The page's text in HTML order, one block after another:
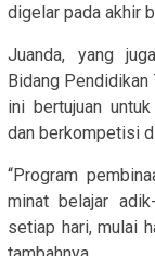
digelar pada akhir
Juanda, yang
Bidang Pendidikan
ini bertujuan
dan berkompetisi
“Program
minat belajar
setiap hari, mulai